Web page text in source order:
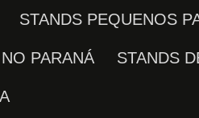
STANDS PEQUENOS
PARANÁ STANDS